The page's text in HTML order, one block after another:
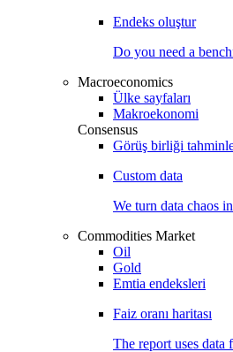
Endeks oluştur
Do you need a
Macroeconomics
Ülke sayfaları
Makroekonomi
Consensus
Görüş birliği
Custom data
We turn data chaos
Commodities Market
Oil
Gold
Emtia endeksleri
Faiz oranı haritası
The report uses data